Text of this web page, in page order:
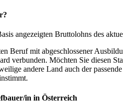
angezeigten Bruttolohns des
Beruf mit abgeschlossener
verbunden. Möchten Sie diesen
andere Land auch der
in in Österreich